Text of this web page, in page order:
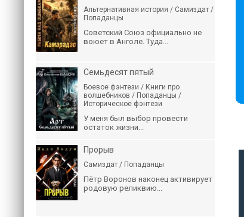
Альтернативная история / Самиздат /
Попаданцы
Советский Союз официально не
воюет в Анголе. Туда...
Семьдесят пятый
Боевое фэнтези / Книги про
волшебников / Попаданцы /
Историческое фэнтези
У меня был выбор провести
остаток жизни...
Прорыв
Самиздат / Попаданцы
Пётр Воронов наконец активирует
родовую реликвию...